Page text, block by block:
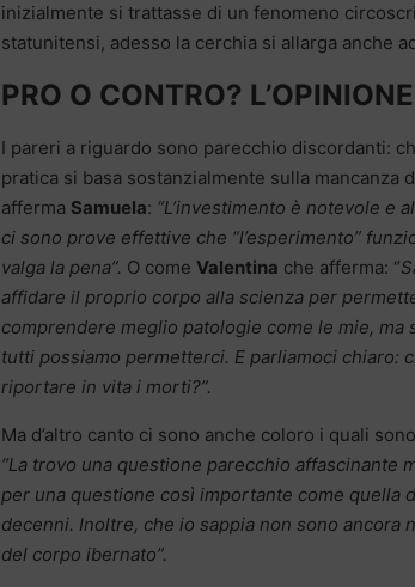
inizialmente si trattasse di un fenomeno
statunitensi, adesso la cerchia si allarga anche
PRO O CONTRO?
I pareri a riguardo sono parecchio discordanti:
pratica si basa sostanzialmente sulla mancanza
afferma Samuela: “L’investimento è notevole e
ci sono prove effettive che “l’esperimento”
valga la pena”. O come Valentina che afferma: “
affidare il proprio corpo alla scienza per
comprendere meglio patologie come le mie, ma
tutti possiamo permetterci. E parliamoci chiaro:
riportare in vita i morti?”.
Ma d’altro canto ci sono anche coloro i quali
“La trovo una questione parecchio affascinante
per una questione così importante come quella
decenni. Inoltre, che io sappia non sono ancora
del corpo ibernato”.